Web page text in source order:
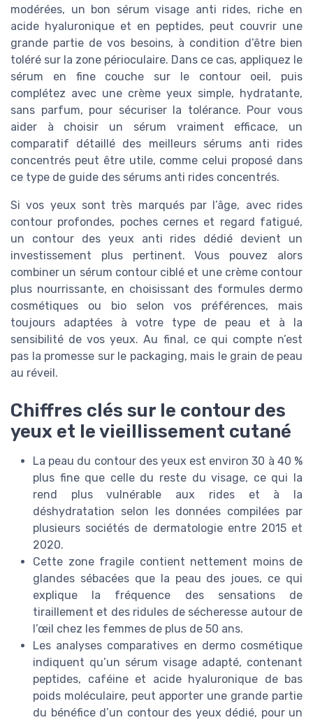
modérées, un bon sérum visage anti rides, riche en
acide hyaluronique et en peptides, peut couvrir une
grande partie de vos besoins, à condition d’être bien
toléré sur la zone périoculaire. Dans ce cas, appliquez le
sérum en fine couche sur le contour oeil, puis
complétez avec une crème yeux simple, hydratante,
sans parfum, pour sécuriser la tolérance. Pour vous
aider à choisir un sérum vraiment efficace, un
comparatif détaillé des meilleurs sérums anti rides
concentrés peut être utile, comme celui proposé dans
ce type de guide des sérums anti rides concentrés.
Si vos yeux sont très marqués par l’âge, avec rides
contour profondes, poches cernes et regard fatigué,
un contour des yeux anti rides dédié devient un
investissement plus pertinent. Vous pouvez alors
combiner un sérum contour ciblé et une crème contour
plus nourrissante, en choisissant des formules dermo
cosmétiques ou bio selon vos préférences, mais
toujours adaptées à votre type de peau et à la
sensibilité de vos yeux. Au final, ce qui compte n’est
pas la promesse sur le packaging, mais le grain de peau
au réveil.
Chiffres clés sur le contour des
yeux et le vieillissement cutané
La peau du contour des yeux est environ 30 à 40 %
plus fine que celle du reste du visage, ce qui la
rend plus vulnérable aux rides et à la
déshydratation selon les données compilées par
plusieurs sociétés de dermatologie entre 2015 et
2020.
Cette zone fragile contient nettement moins de
glandes sébacées que la peau des joues, ce qui
explique la fréquence des sensations de
tiraillement et des ridules de sécheresse autour de
l’œil chez les femmes de plus de 50 ans.
Les analyses comparatives en dermo cosmétique
indiquent qu’un sérum visage adapté, contenant
peptides, caféine et acide hyaluronique de bas
poids moléculaire, peut apporter une grande partie
du bénéfice d’un contour des yeux dédié, pour un